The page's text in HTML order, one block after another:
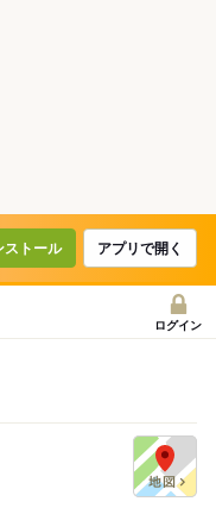
ストール アプリで開く
ログイン